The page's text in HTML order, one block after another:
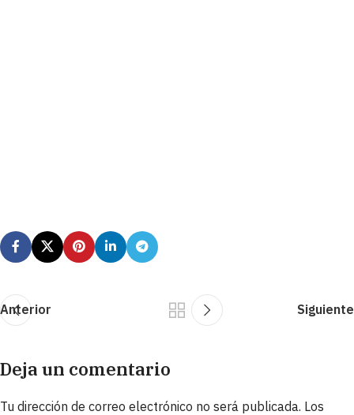
Anterior Siguiente
Deja un comentario
Tu dirección de correo electrónico no será publicada. Los